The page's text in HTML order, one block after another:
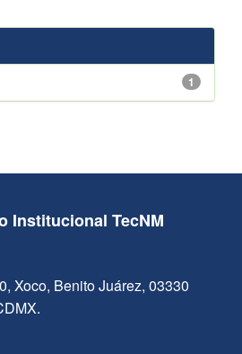
1
Institucional TecNM
Xoco, Benito Juárez, 03330